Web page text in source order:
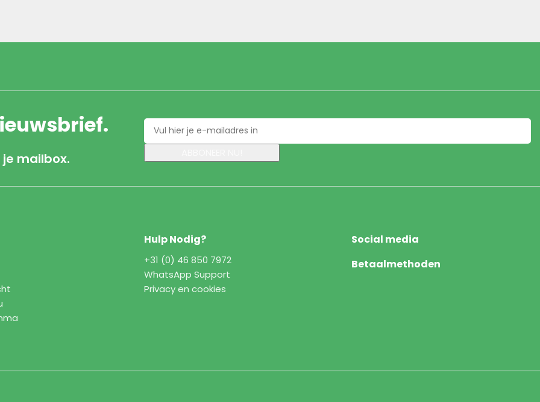
mailbox.
Hulp Nodig?
+31 (0) 46 850 7972
WhatsApp Support
Privacy en cookies
Social media
Betaalmethoden